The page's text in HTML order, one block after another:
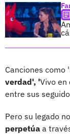
Canciones como
verdad', 'Vivo en
entre sus
Pero su legado
perpetúa a